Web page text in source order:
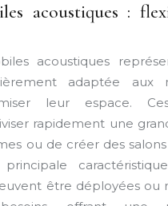
acoustiques :
acoustiques
adaptée aux
leur espace.
rapidement une
ou de créer des
être déployées ou